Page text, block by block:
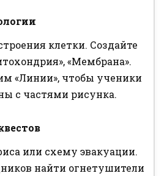
клетки. Создайте
«Мембрана».
«Линии», чтобы ученики
с частями рисунка.
или схему эвакуации.
найти огнетушители